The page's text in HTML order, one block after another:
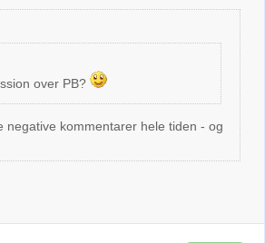
over PB?
kommentarer hele tiden - og